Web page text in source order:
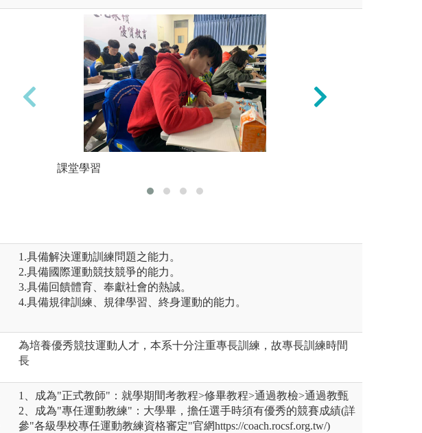
未上傳圖片
運動技能課程除本身專長外，本系其他技擊項目
亦列為必修課程，期使能觸類旁通、相輔相成。
課堂學習
1.具備解決運動訓練問題之能力。
2.具備國際運動競技競爭的能力。
3.具備回饋體育、奉獻社會的熱誠。
4.具備規律訓練、規律學習、終身運動的能力。
為培養優秀競技運動人才，本系十分注重專長訓練，故專長訓練時間
長
1、成為"正式教師"：就學期間考教程>修畢教程>通過教檢>通過教甄
2、成為"專任運動教練"：大學畢，擔任選手時須有優秀的競賽成績(詳
參"各級學校專任運動教練資格審定"官網https://coach.rocsf.org.tw/)